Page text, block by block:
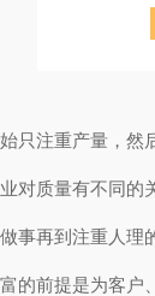
只注重产量，然
对质量有不同的
事再到注重人理
的前提是为客户